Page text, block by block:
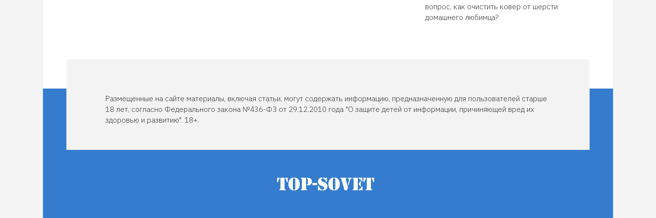
вопрос, как очистить ковер от шерсти
домашнего любимца?
Размещенные на сайте материалы, включая статьи, могут содержать информацию, предназначенную для пользователей старше
18 лет, согласно Федерального закона №436-ФЗ от 29.12.2010 года "О защите детей от информации, причиняющей вред их
здоровью и развитию". 18+.